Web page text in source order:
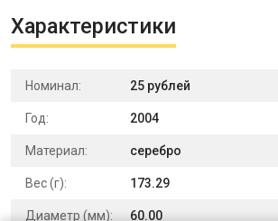
Характеристики
Номинал: 25 рублей
Год: 2004
Материал: серебро
Вес (г): 173.29
Диаметр (мм): 60.00